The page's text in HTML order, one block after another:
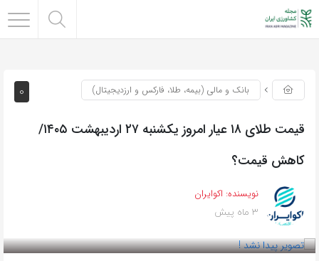
0 بانک و مالی (بیمه، طلا، فارکس و ارزدیجیتال)
قیمت طلای ۱۸ عیار امروز یکشنبه ۲۷ اردیبهشت ۱۴۰۵/
کاهش قیمت؟
نویسنده: اکوایران
3 ماه پیش